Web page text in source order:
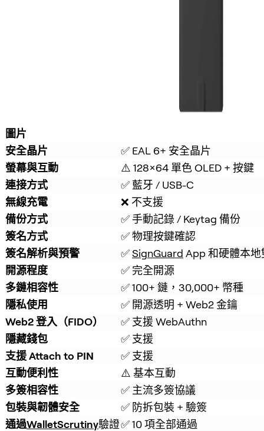
圖片
安全晶片
✅ EAL 6+ 安全晶片
螢幕與互動
⚠️ 128×64 單色 OLED + 按鍵
連接方式
✅ 藍牙 / USB-C
無線充電
❌ 不支援
備份方式
✅ 手動記錄 / Keytag 備份
簽名方式
✅ 物理按鍵確認
簽名解析與預警
✅ SignGuard App 和硬體本
開源程度
✅ 完全開源
多鏈相容性
✅ 100+ 鏈，30,000+ 幣種
隱私使用
✅ 開源透明 + Web2 金鑰
Web2 登入（FIDO）
✅ 支援 WebAuthn
隱藏錢包
✅ 支援
支援 Attach to PIN
✅ 支援
互動便利性
⚠️ 基本互動
多簽相容性
✅ 主流多簽協議
包裝與韌體安全
✅ 防拆包裝 + 驗簽
通過WalletScrutiny驗證✅ 10 項全部通過